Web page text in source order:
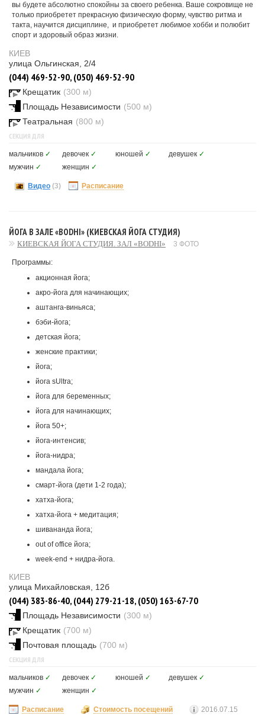
вы будете абсолютно спокойны за своего ребенка. Ваше сокровище не
только приобретет прекрасную физическую форму, чувство ритма и
такта, научится дисциплине, и приобретет любимое хобби и полюбит
спорт и здоровый образ жизни.
КИЕВ
улица Ольгинская, 2/4
(044) 469-52-90, (050) 469-52-90
Крещатик (300 м)
Площадь Независимости (500 м)
Театральная (800 м)
СЕКЦИЯ ДЛЯ
мальчиков ✓ девочек ✓ юношей ✓ девушек ✓
мужчин ✓ женщин ✓
Видео (3) Расписание
ЙОГА В ЗАЛЕ «BODHI» (КИЕВСКАЯ ЙОГА СТУДИЯ)
КИЕВСКАЯ ЙОГА СТУДИЯ. ЗАЛ «BODHI» 3 ФОТО
Программы:
акционная йога;
акро-йога для начинающих;
аштанга-виньяса;
бэби-йога;
детская йога;
женские практики;
йога;
йога sUltra;
йога для беременных;
йога для начинающих;
йога 50+;
йога-интенсив;
йога-нидра;
мандала йога;
смарт-йога (дети 1-2 года);
хатха-йога;
хатха-йога + медитация;
шивананда йога;
out of office йога;
week-end + нидра-йога.
КИЕВ
улица Михайловская, 12б
(044) 383-86-40, (044) 279-21-18, (050) 163-67-70
Площадь Независимости (300 м)
Крещатик (700 м)
Почтовая площадь (700 м)
СЕКЦИЯ ДЛЯ
мальчиков ✓ девочек ✓ юношей ✓ девушек ✓
мужчин ✓ женщин ✓
Расписание Стоимость посещений 2016.07.15